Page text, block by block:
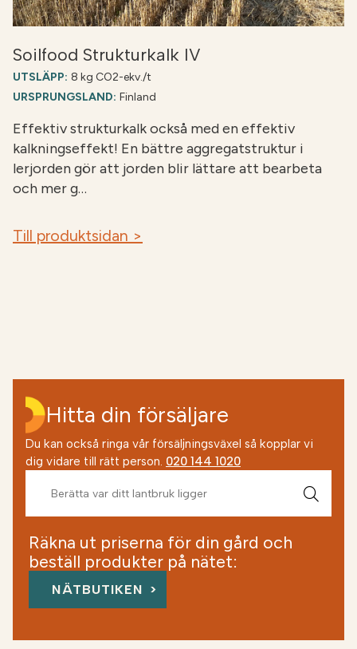
Soilfood Strukturkalk IV
UTSLÄPP: 8 kg CO2-ekv./t
URSPRUNGSLAND: Finland
Effektiv strukturkalk också med en effektiv
kalkningseffekt! En bättre aggregatstruktur i
lerjorden gör att jorden blir lättare att bearbeta
och mer g…
Till produktsidan >
Hitta din försäljare
Du kan också ringa vår försäljningsväxel så kopplar vi
dig vidare till rätt person. 020 144 1020
Räkna ut priserna för din gård och
beställ produkter på nätet:
NÄTBUTIKEN